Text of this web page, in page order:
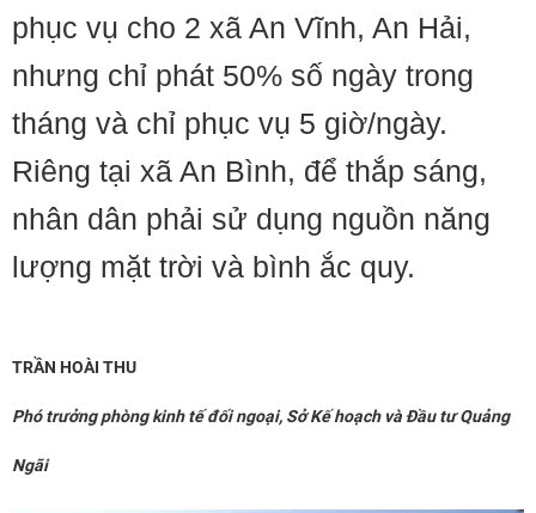
phục vụ cho 2 xã An Vĩnh, An Hải,
nhưng chỉ phát 50% số ngày trong
tháng và chỉ phục vụ 5 giờ/ngày.
Riêng tại xã An Bình, để thắp sáng,
nhân dân phải sử dụng nguồn năng
lượng mặt trời và bình ắc quy.
TRẦN HOÀI THU
Phó trưởng phòng kinh tế đối ngoại, Sở Kế hoạch và Đầu tư Quảng
Ngãi